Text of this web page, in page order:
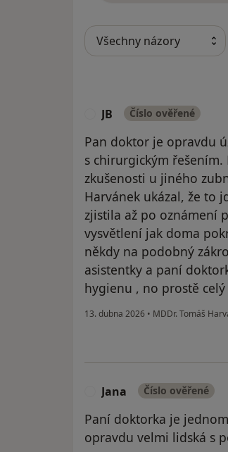
JB Číslo ověřené
Pan doktor je opravdu
s chirurgickým
zkušenosti u jiného
Harvánek ukázal, že to
zjistila až po oznámení
vysvětlení jak doma
někdy na podobný
asistentky a paní
hygienu , no prostě
13. dubna 2026 • MDDr. Tomáš
Jana Číslo ověřené
Paní doktorka je
opravdu velmi lidská s